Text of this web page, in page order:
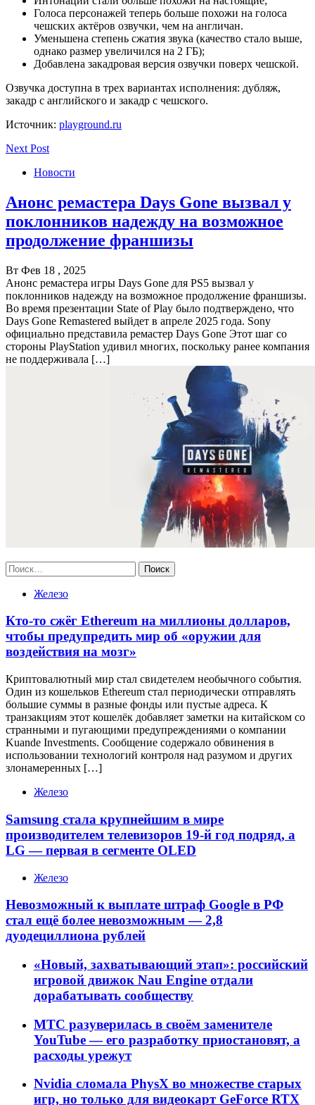
Голоса персонажей теперь больше похожи на голоса
чешских актёров озвучки, чем на англичан.
Уменьшена степень сжатия звука (качество стало выше,
однако размер увеличился на 2 ГБ);
Добавлена закадровая версия озвучки поверх чешской.
Озвучка доступна в трех вариантах исполнения: дубляж,
закадр с английского и закадр с чешского.
Источник: playground.ru
Next Post
Новости
Анонс ремастера Days Gone вызвал у
поклонников надежду на возможное
продолжение франшизы
Вт Фев 18 , 2025
Анонс ремастера игры Days Gone для PS5 вызвал у
поклонников надежду на возможное продолжение франшизы.
Во время презентации State of Play было подтверждено, что
Days Gone Remastered выйдет в апреле 2025 года. Sony
официально представила ремастер Days Gone Этот шаг со
стороны PlayStation удивил многих, поскольку ранее компания
не поддерживала […]
Найти:
Железо
Кто-то сжёг Ethereum на миллионы долларов,
чтобы предупредить мир об «оружии для
воздействия на мозг»
Криптовалютный мир стал свидетелем необычного события.
Один из кошельков Ethereum стал периодически отправлять
большие суммы в разные фонды или пустые адреса. К
транзакциям этот кошелёк добавляет заметки на китайском со
странными и пугающими предупреждениями о компании
Kuande Investments. Сообщение содержало обвинения в
использовании технологий контроля над разумом и других
злонамеренных […]
Железо
Samsung стала крупнейшим в мире
производителем телевизоров 19-й год подряд, а
LG — первая в сегменте OLED
Железо
Невозможный к выплате штраф Google в РФ
стал ещё более невозможным — 2,8
дуодециллиона рублей
«Новый, захватывающий этап»: российский
игровой движок Nau Engine отдали
дорабатывать сообществу
МТС разуверилась в своём заменителе
YouTube — его разработку приостановят, а
расходы урежут
Nvidia сломала PhysX во множестве старых
игр, но только для видеокарт GeForce RTX